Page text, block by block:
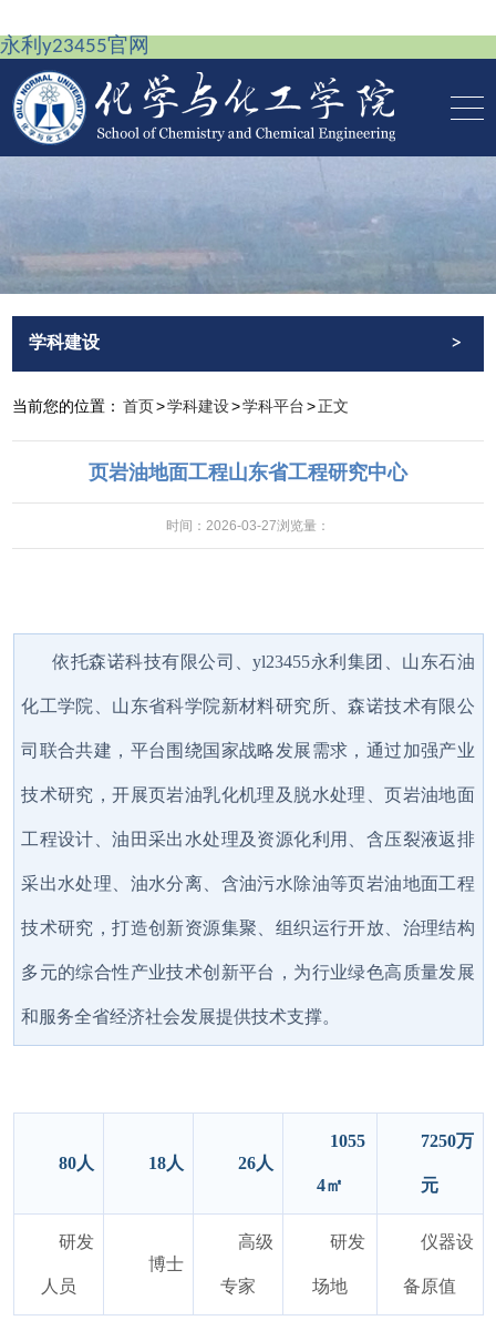
永利y23455官网
学科建设 >
当前您的位置： 首页>学科建设>学科平台 >正文
页岩油地面工程山东省工程研究中心
时间：2026-03-27浏览量：
依托森诺科技有限公司、yl23455永利集团、山东石油
化工学院、山东省科学院新材料研究所、森诺技术有限公
司联合共建，平台围绕国家战略发展需求，通过加强产业
技术研究，开展页岩油乳化机理及脱水处理、页岩油地面
工程设计、油田采出水处理及资源化利用、含压裂液返排
采出水处理、油水分离、含油污水除油等页岩油地面工程
技术研究，打造创新资源集聚、组织运行开放、治理结构
多元的综合性产业技术创新平台，为行业绿色高质量发展
和服务全省经济社会发展提供技术支撑。
80人 18人 26人
1055
4㎡
7250万
元
研发
人员
博士
高级
专家
研发
场地
仪器设
备原值